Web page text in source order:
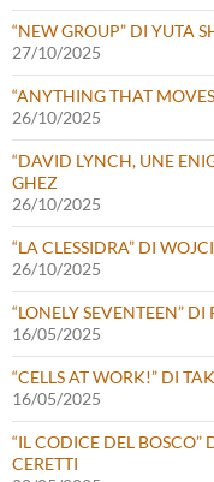
“NEW GROUP” DI YUTA
27/10/2025
“ANYTHING THAT
26/10/2025
“DAVID LYNCH, UNE
GHEZ
26/10/2025
“LA CLESSIDRA” DI
26/10/2025
“LONELY SEVENTEEN”
16/05/2025
“CELLS AT WORK!” DI
16/05/2025
“IL CODICE DEL BOSCO”
CERETTI